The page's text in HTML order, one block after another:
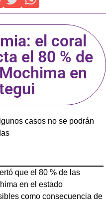
el coral
el 80 % de
en
casos no se podrán
que el 80 % de las
en el estado
como consecuencia de